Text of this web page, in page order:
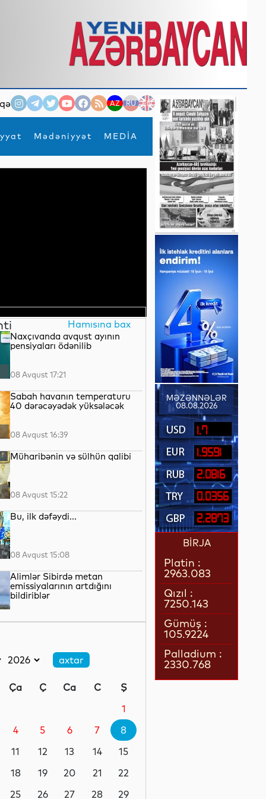
AZ RU EN
Mədəniyyət MEDİA
×
Hamısına bax
Naxçıvanda avqust ayının
pensiyaları ödənilib
08 Avqust 17:21
Sabah havanın temperaturu
40 dərəcəyədək yüksələcək
08 Avqust 16:39
Müharibənin və sülhün qalibi
08 Avqust 15:22
Bu, ilk dəfəydi...
08 Avqust 15:08
Alimlər Sibirdə metan
emissiyalarının artdığını
bildiriblər
Prezidenti İlham Əliyevə zəng
edib
borcları rekord həddə çatıb
08 Avqust 12:17
SDU rektorundan sumqayıtlı
08 Avqust 12:06
Ça Ç Ca C
Ş
1
4 5 6 7
8
11 12 13 14
15
18 19 20 21
22
25 26 27 28
29
MƏZƏNNƏLƏR
08.08.2026
1.7
1.9591
2.0816
0.0356
2.2873
BİRJA
Platin :
2963.083
Qızıl :
7250.143
Gümüş :
105.9224
Palladium :
2330.768